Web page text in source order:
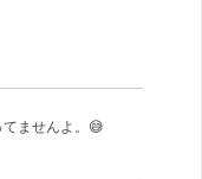
ませんよ。😅